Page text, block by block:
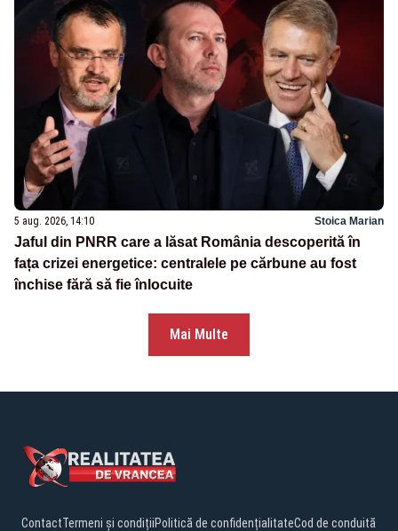
5 aug. 2026, 14:10 Stoica Marian
Jaful din PNRR care a lăsat România descoperită în
fața crizei energetice: centralele pe cărbune au fost
închise fără să fie înlocuite
Mai Multe
ContactTermeni și condițiiPolitică de confidențialitateCod de conduită